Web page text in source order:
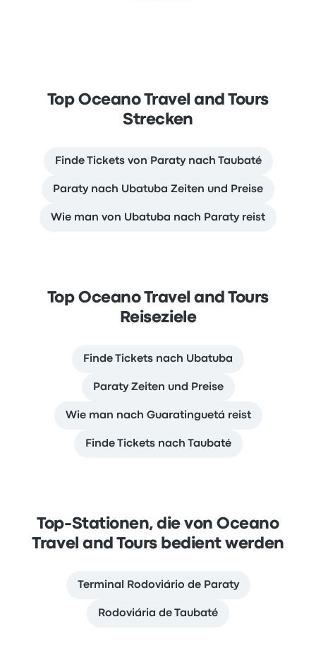
Top Oceano Travel and Tours
Strecken
Finde Tickets von Paraty nach Taubaté
Paraty nach Ubatuba Zeiten und Preise
Wie man von Ubatuba nach Paraty reist
Top Oceano Travel and Tours
Reiseziele
Finde Tickets nach Ubatuba
Paraty Zeiten und Preise
Wie man nach Guaratinguetá reist
Finde Tickets nach Taubaté
Top-Stationen, die von Oceano
Travel and Tours bedient werden
Terminal Rodoviário de Paraty
Rodoviária de Taubaté